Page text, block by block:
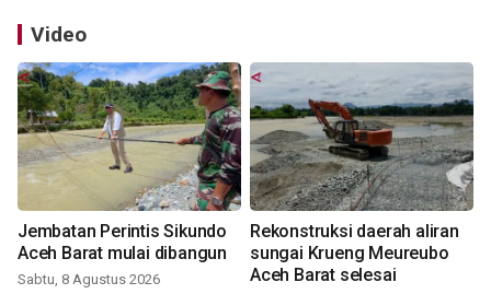
Video
Jembatan Perintis Sikundo
Aceh Barat mulai dibangun
Sabtu, 8 Agustus 2026
Rekonstruksi daerah aliran
sungai Krueng Meureubo
Aceh Barat selesai